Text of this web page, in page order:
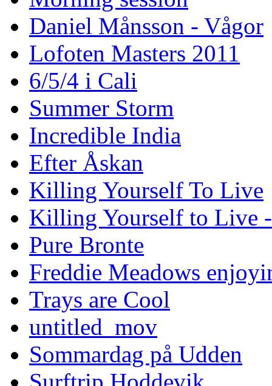
Daniel Månsson - Vågor
Lofoten Masters 2011
6/5/4 i Cali
Summer Storm
Incredible India
Efter Åskan
Killing Yourself To Live
Killing Yourself to Live -
Pure Bronte
Freddie Meadows
Trays are Cool
untitled_mov
Sommardag på Udden